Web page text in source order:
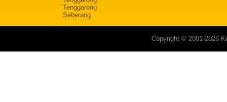
Tenggarong
Seberang
Copyright © 2001-2026